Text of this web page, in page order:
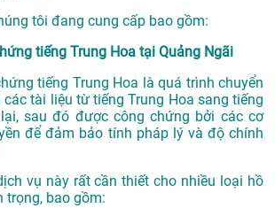
tôi đang cung cấp bao gồm:
tiếng Trung Hoa tại Quảng Ngãi
tiếng Trung Hoa là quá trình chuyển
tài liệu từ tiếng Trung Hoa sang tiếng
sau đó được công chứng bởi các cơ
để đảm bảo tính pháp lý và độ chính
vụ này rất cần thiết cho nhiều loại hồ
trọng, bao gồm: